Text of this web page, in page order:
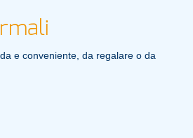
e conveniente, da regalare o da